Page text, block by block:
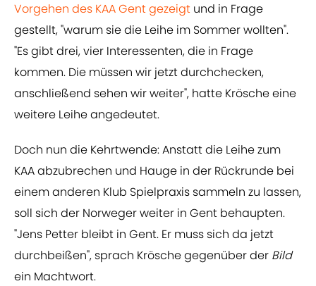
Vorgehen des KAA Gent gezeigt und in Frage
gestellt, "warum sie die Leihe im Sommer wollten".
"Es gibt drei, vier Interessenten, die in Frage
kommen. Die müssen wir jetzt durchchecken,
anschließend sehen wir weiter", hatte Krösche eine
weitere Leihe angedeutet.
Doch nun die Kehrtwende: Anstatt die Leihe zum
KAA abzubrechen und Hauge in der Rückrunde bei
einem anderen Klub Spielpraxis sammeln zu lassen,
soll sich der Norweger weiter in Gent behaupten.
"Jens Petter bleibt in Gent. Er muss sich da jetzt
durchbeißen", sprach Krösche gegenüber der Bild
ein Machtwort.